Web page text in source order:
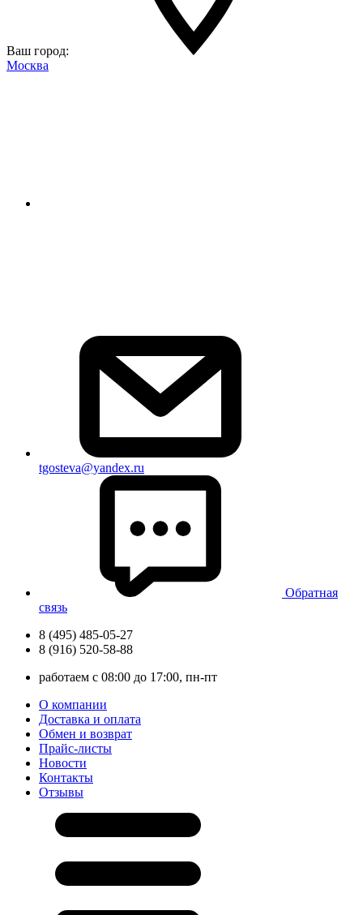
Ваш город:
Москва
tgosteva@yandex.ru
Обратная
связь
8 (495) 485-05-27
8 (916) 520-58-88
работаем с 08:00 до 17:00, пн-пт
О компании
Доставка и оплата
Обмен и возврат
Прайс-листы
Новости
Контакты
Отзывы